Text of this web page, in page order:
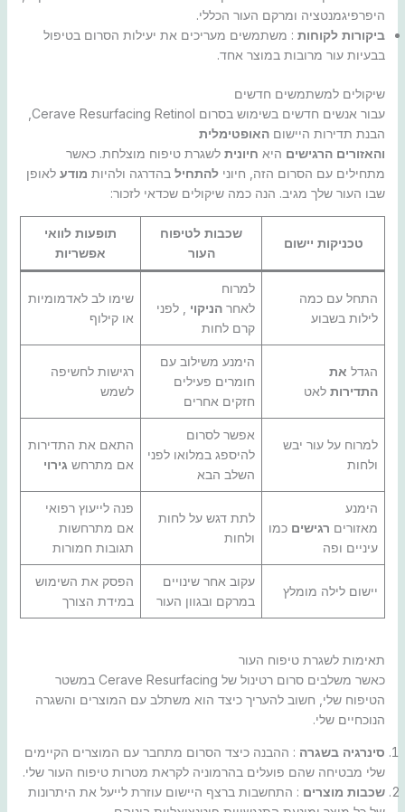
היפרפיגמנטציה ומרקם העור הכללי.
ביקורות לקוחות: משתמשים מעריכים את יעילות הסרום בטיפול
בבעיות עור מרובות במוצר אחד.
שיקולים למשתמשים חדשים
עבור אנשים חדשים בשימוש בסרום Cerave Resurfacing Retinol,
הבנת תדירות היישום האופטימלית
והאזורים הרגישים היא חיוניתלשגרת טיפוח מוצלחת. כאשר
מתחילים עם הסרום הזה, חיוני להתחילבהדרגה ולהיות מודעלאופן
שבו העור שלך מגיב. הנה כמה שיקולים שכדאי לזכור:
טכניקות יישום
שכבות לטיפוח
העור
תופעות לוואי
אפשריות
התחל עם כמה
לילות בשבוע
למרוח
לאחר הניקוי , לפני
קרם לחות
שימו לב לאדמומיות
או קילוף
הגדל את
התדירותלאט
הימנע משילוב עם
חומרים פעילים
חזקים אחרים
רגישות לחשיפה
לשמש
למרוח על עור יבש
ולחות
אפשר לסרום
להיספג במלואו לפני
השלב הבא
התאם את התדירות
אם מתרחש גירוי
הימנע
מאזורים רגישים כמו
עיניים ופה
לתת דגש על לחות
ולחות
פנה לייעוץ רפואי
אם מתרחשות
תגובות חמורות
יישום לילה מומלץ
עקוב אחר שינויים
במרקם ובגוון העור
הפסק את השימוש
במידת הצורך
תאימות לשגרת טיפוח העור
כאשר משלבים סרום רטינול של Cerave Resurfacing במשטר
הטיפוח שלי, חשוב להעריך כיצד הוא משתלב עם המוצרים והשגרה
הנוכחיים שלי.
סינרגיה בשגרה : ההבנה כיצד הסרום מתחבר עם המוצרים הקיימים
שלי מבטיחה שהם פועלים בהרמוניה לקראת מטרות טיפוח העור שלי.
שכבות מוצרים : התחשבות ברצף היישום עוזרת לייעל את היתרונות